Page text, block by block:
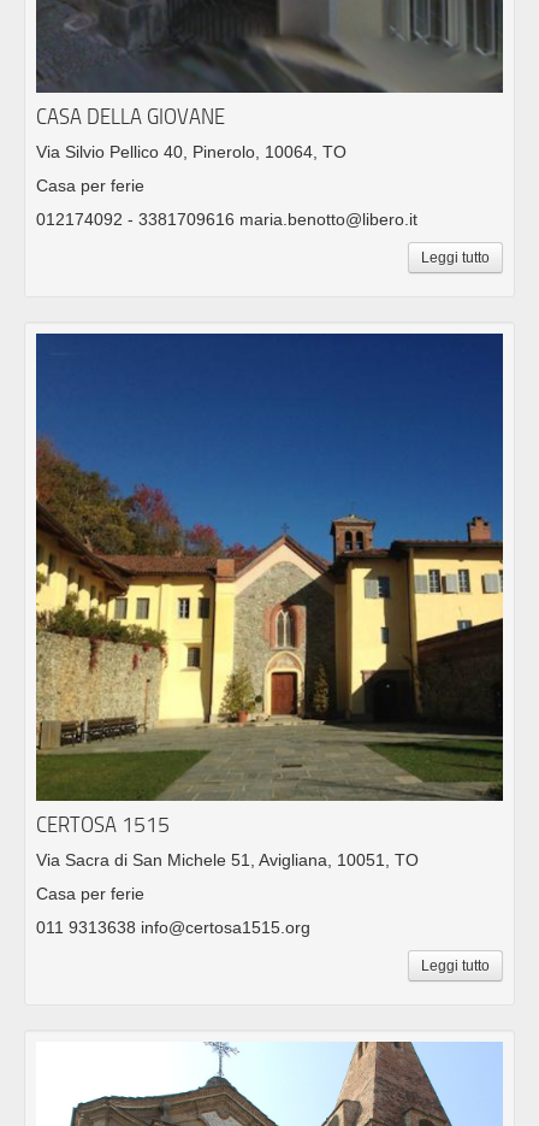
CASA DELLA GIOVANE
Via Silvio Pellico 40, Pinerolo, 10064, TO
Casa per ferie
012174092 - 3381709616 maria.benotto@libero.it
Leggi tutto
CERTOSA 1515
Via Sacra di San Michele 51, Avigliana, 10051, TO
Casa per ferie
011 9313638 info@certosa1515.org
Leggi tutto